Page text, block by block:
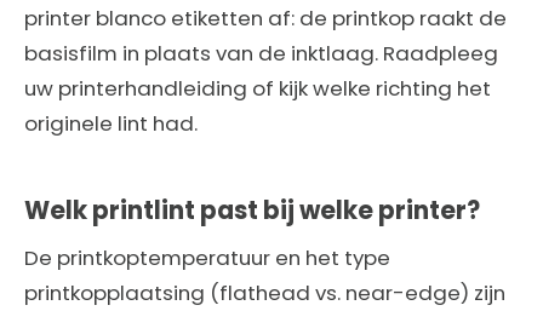
printer blanco etiketten af: de printkop raakt de
basisfilm in plaats van de inktlaag. Raadpleeg
uw printerhandleiding of kijk welke richting het
originele lint had.
Welk printlint past bij welke printer?
De printkoptemperatuur en het type
printkopplaatsing (flathead vs. near-edge) zijn